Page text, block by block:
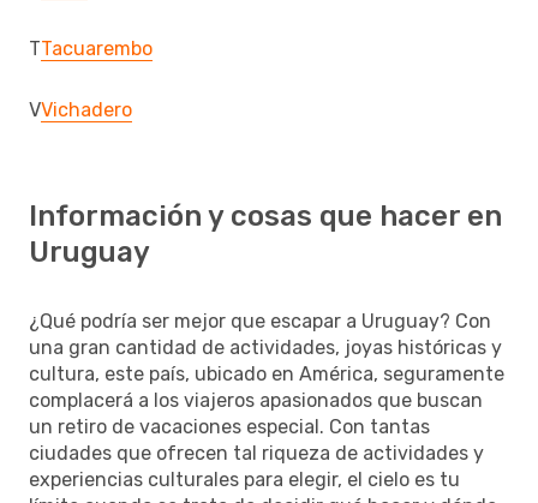
TTacuarembo
VVichadero
Información y cosas que hacer en
Uruguay
¿Qué podría ser mejor que escapar a Uruguay? Con
una gran cantidad de actividades, joyas históricas y
cultura, este país, ubicado en América, seguramente
complacerá a los viajeros apasionados que buscan
un retiro de vacaciones especial. Con tantas
ciudades que ofrecen tal riqueza de actividades y
experiencias culturales para elegir, el cielo es tu